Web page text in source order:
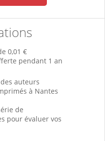
0,01 €
pendant 1 an
auteurs
à Nantes
de
pour évaluer vos